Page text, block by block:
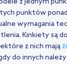
z jednym
punktów
wymagania
Kinkiety są
z nich mają
do innych